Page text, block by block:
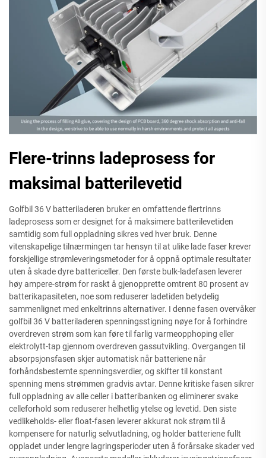
Flere-trinns ladeprosess for
maksimal batterilevetid
Golfbil 36 V batteriladeren bruker en omfattende flertrinns
ladeprosess som er designet for å maksimere batterilevetiden
samtidig som full oppladning sikres ved hver bruk. Denne
vitenskapelige tilnærmingen tar hensyn til at ulike lade faser krever
forskjellige strømleveringsmetoder for å oppnå optimale resultater
uten å skade dyre battericeller. Den første bulk-ladefasen leverer
høy ampere-strøm for raskt å gjenopprette omtrent 80 prosent av
batterikapasiteten, noe som reduserer ladetiden betydelig
sammenlignet med enkeltrinns alternativer. I denne fasen overvåker
golfbil 36 V batteriladeren spenningsstigning nøye for å forhindre
overdreven strøm som kan føre til farlig varmeopphoping eller
elektrolytt-tap gjennom overdreven gassutvikling. Overgangen til
absorpsjonsfasen skjer automatisk når batteriene når
forhåndsbestemte spenningsverdier, og skifter til konstant
spenning mens strømmen gradvis avtar. Denne kritiske fasen sikrer
full oppladning av alle celler i batteribanken og eliminerer svake
celleforhold som reduserer helhetlig ytelse og levetid. Den siste
vedlikeholds- eller float-fasen leverer akkurat nok strøm til å
kompensere for naturlig selvutladning, og holder batteriene fullt
oppladet under lengre lagringsperioder uten å forårsake skader ved